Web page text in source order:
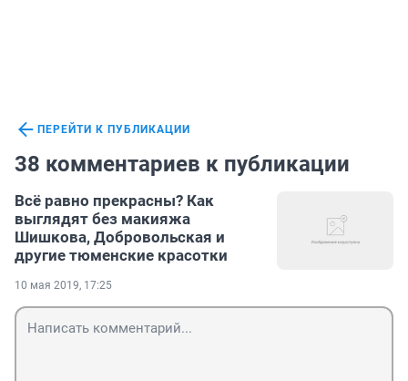
ПЕРЕЙТИ К ПУБЛИКАЦИИ
38 комментариев к публикации
Всё равно прекрасны? Как
выглядят без макияжа
Шишкова, Добровольская и
другие тюменские красотки
10 мая 2019, 17:25